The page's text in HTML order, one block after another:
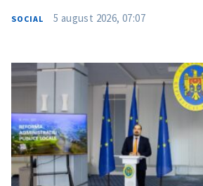
SOCIAL 5 august 2026, 07:07